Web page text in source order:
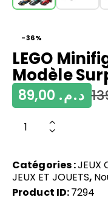
-36%
LEGO
Modèle
د.م.
Catégories :JEUX
JEUX ET JOUETS,
Product ID:7294